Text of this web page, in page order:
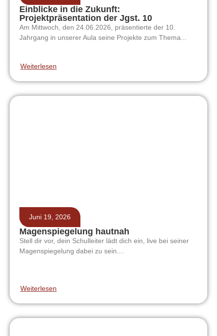
Einblicke in die Zukunft:
Projektpräsentation der Jgst. 10
Am Mittwoch, den 24.06.2026, präsentierte der 10.
Jahrgang in unserer Aula seine Projekte zum Thema...
Weiterlesen
Juni 19, 2026
Magenspiegelung hautnah
Stell dir vor, dein Schulleiter lädt dich ein, live bei seiner
Magenspiegelung dabei zu sein....
Weiterlesen